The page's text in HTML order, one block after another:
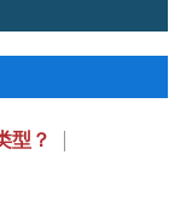
型？
|